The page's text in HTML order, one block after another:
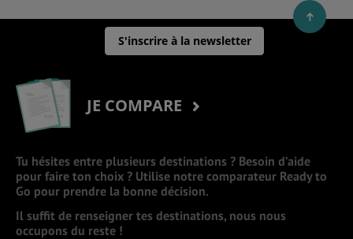
S'inscrire à la newsletter
JE COMPARE
Tu hésites entre plusieurs destinations ? Besoin d’aide
pour faire ton choix ? Utilise notre comparateur Ready to
Go pour prendre la bonne décision.
Il suffit de renseigner tes destinations, nous nous
occupons du reste !